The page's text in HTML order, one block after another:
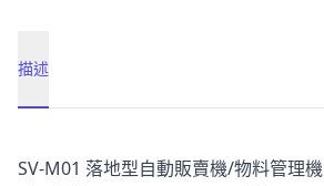
描述
描述
SV-M01 落地型自動販賣機/物料管理機